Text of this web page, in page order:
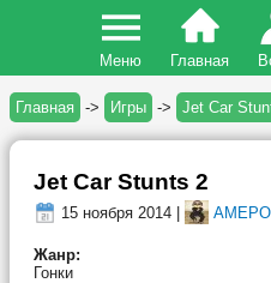
Меню Главная
Главная -> Игры -> Jet Car
Jet Car Stunts 2
15 ноября 2014 |
Жанр:
Гонки